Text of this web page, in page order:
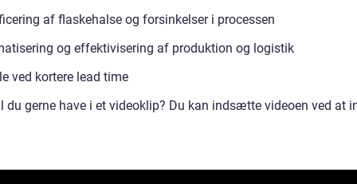
af flaskehalse og forsinkelser i processen
og effektivisering af produktion og logistik
ved kortere lead time
du gerne have i et videoklip? Du kan indsætte videoen ved at